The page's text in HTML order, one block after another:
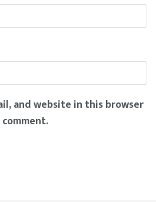
and website in this browser